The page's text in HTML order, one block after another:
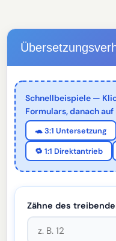
Schnellbeispiele —
Formulars, danach
🐢 3:1 Untersetzung
🔁 1:1 Direktantrieb
Zähne des